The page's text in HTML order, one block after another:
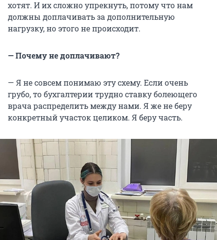
хотят. И их сложно упрекнуть, потому что нам
должны доплачивать за дополнительную
нагрузку, но этого не происходит.
— Почему не доплачивают?
— Я не совсем понимаю эту схему. Если очень
грубо, то бухгалтерии трудно ставку болеющего
врача распределить между нами. Я же не беру
конкретный участок целиком. Я беру часть.